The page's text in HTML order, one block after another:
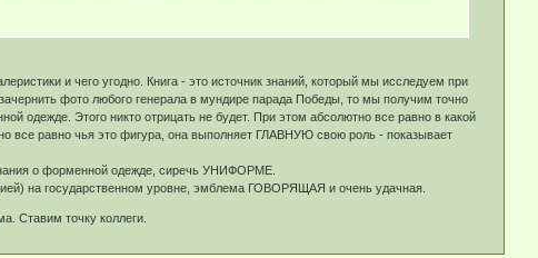
и чего угодно. Книга - это источник знаний, который мы исследуем при
фото любого генерала в мундире парада Победы, то мы получим точно
одежде. Этого никто отрицать не будет. При этом абсолютно все равно в какой
равно чья это фигура, она выполняет ГЛАВНУЮ свою роль - показывает
о форменной одежде, сиречь УНИФОРМЕ.
на государственном уровне, эмблема ГОВОРЯЩАЯ и очень удачная.
Ставим точку коллеги.